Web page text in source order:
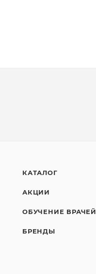
КАТАЛОГ
АКЦИИ
ОБУЧЕНИЕ ВРАЧЕЙ
БРЕНДЫ